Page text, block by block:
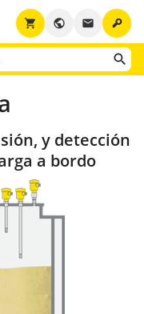
key
email
public
shopping_cart
y detección
a bordo